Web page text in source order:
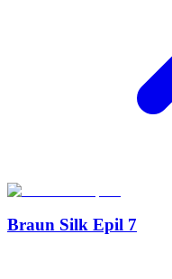
Braun Silk Epil 7